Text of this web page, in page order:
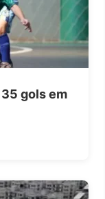
gols em